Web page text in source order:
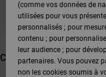
SERONT
CES PRODUITS
(comme vos données de
utilisées pour vous
personnalisés ; pour
contenu ; pour
leur audience ; pour
partenaires. Vous pouvez
non les cookies soumis à